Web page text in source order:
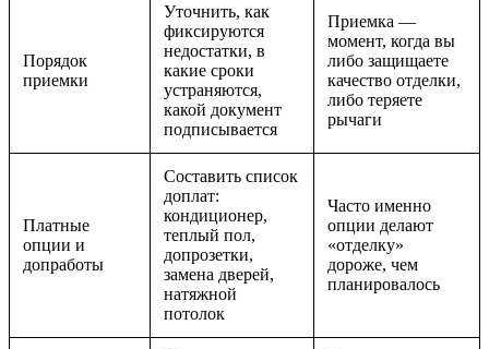
Порядок
приемки
Уточнить, как
фиксируются
недостатки, в
какие сроки
устраняются,
какой документ
подписывается
Приемка —
момент, когда вы
либо защищаете
качество отделки,
либо теряете
рычаги
Платные
опции и
допработы
Составить список
доплат:
кондиционер,
теплый пол,
допрозетки,
замена дверей,
натяжной
потолок
Часто именно
опции делают
«отделку»
дороже, чем
планировалось